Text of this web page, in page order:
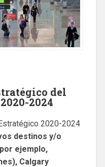
del
2024
2020-2024
destinos y/o
ejemplo,
Calgary